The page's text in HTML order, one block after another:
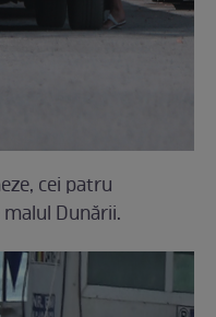
cei patru
Dunării.